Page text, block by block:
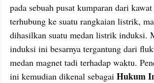
pada sebuah pusat kumparan dari
terhubung ke suatu rangkaian listrik,
dihasilkan suatu medan listrik induksi.
induksi ini besarnya tergantung dari
medan magnet tadi terhadap waktu.
ini kemudian dikenal sebagai Hukum